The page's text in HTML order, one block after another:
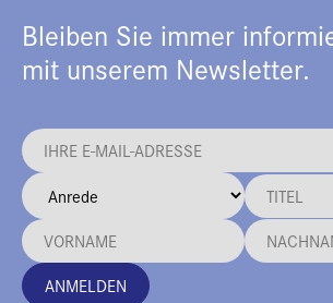
Bleiben Sie immer
mit unserem Newsletter.
ANMELDEN